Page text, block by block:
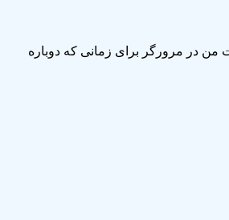
من در مرورگر برای زمانی که دوباره